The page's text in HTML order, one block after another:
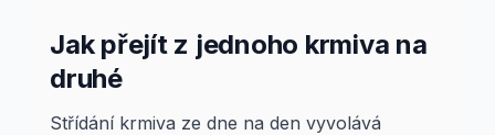
Jak přejít z jednoho krmiva na
druhé
Střídání krmiva ze dne na den vyvolává